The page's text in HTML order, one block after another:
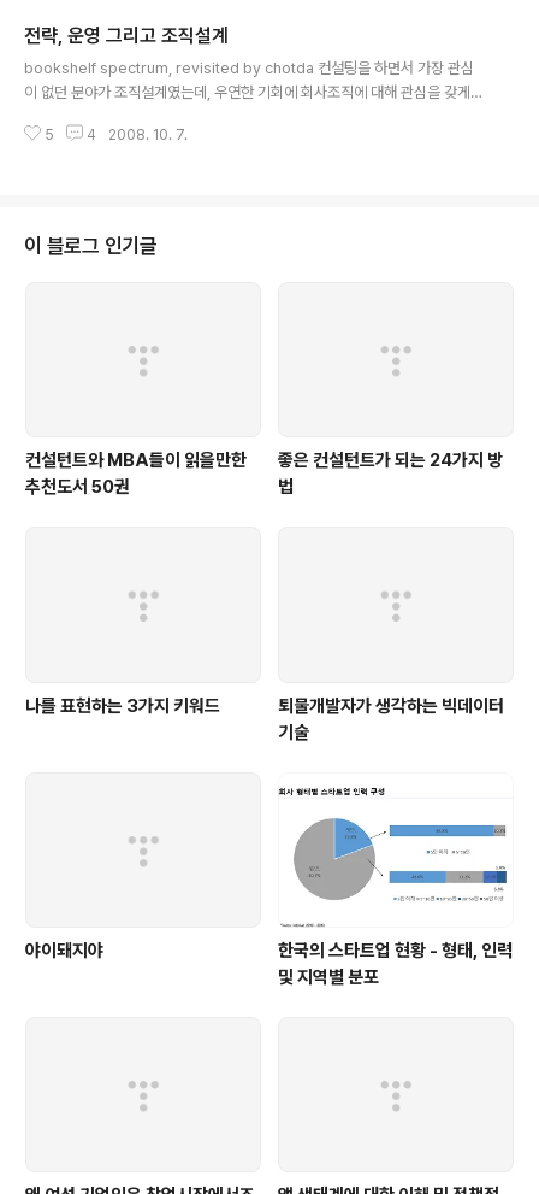
에 대한 개념을 이해하고자 낑낑거렸고, 그 덕에 두꺼운 책
을 배게 삼아 종종 잠들었던 기억이 지금도 생생한 것 같습
니다. 또한, 군대에서 짬짬이 Complier 이론을 공부하고,
공학을 듣는다고 공학관을 이리저리 돌아다녔던 기억도 나
전략, 운영 그리고 조직설계
bookshelf spectrum, revisited by chotda 컨설팅을 하면서 가장 관심
이 없던 분야가 조직설계였는데, 우연한 기회에 회사조직에 대해 관심을 갖게
하기 위해 여러 가지 문헌도 보고 수업도 들어보았지만, 실제로 조직설계를 어
으로 나타나지 않는 것에 대해 좀 의문이 들었기 때문입니다. 물론, 이와 관련된
몇 가지 방법론을 보았지만, 그렇게 접근을 하기보다는 좀 다른 방식으로 접근
5 4 2008. 10. 7.
이 블로그 인기글
컨설턴트와 MBA들이 읽을만한
추천도서 50권
좋은 컨설턴트가 되는 24가지 방
법
나를 표현하는 3가지 키워드
퇴물개발자가 생각하는 빅데이터
기술
야이돼지야
한국의 스타트업 현황 - 형태, 인력
및 지역별 분포